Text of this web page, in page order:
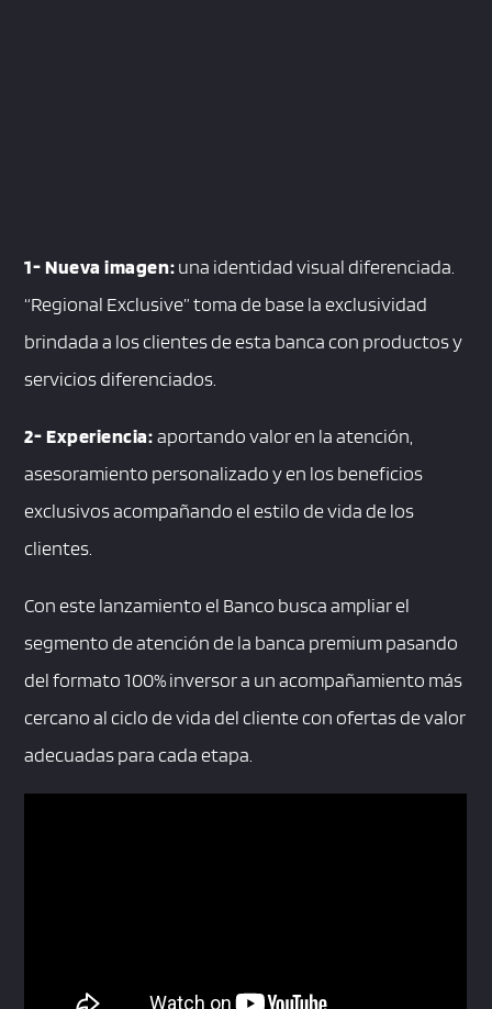
1- Nueva imagen:una identidad visual diferenciada.
“Regional Exclusive” toma de base la exclusividad
brindada a los clientes de esta banca con productos y
servicios diferenciados.
2- Experiencia:aportando valor en la atención,
asesoramiento personalizado y en los beneficios
exclusivos acompañando el estilo de vida de los
clientes.
Con este lanzamiento el Banco busca ampliar el
segmento de atención de la banca premium pasando
del formato 100% inversor a un acompañamiento más
cercano al ciclo de vida del cliente con ofertas de valor
adecuadas para cada etapa.